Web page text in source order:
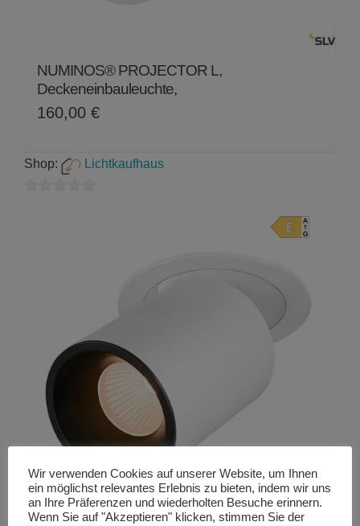
NUMINOS® PROJECTOR L,
Deckeneinbauleuchte,
160,00 €
Shop: Lichtkaufhaus
Wir verwenden Cookies auf unserer Website, um Ihnen
ein möglichst relevantes Erlebnis zu bieten, indem wir uns
an Ihre Präferenzen und wiederholten Besuche erinnern.
Wenn Sie auf "Akzeptieren" klicken, stimmen Sie der